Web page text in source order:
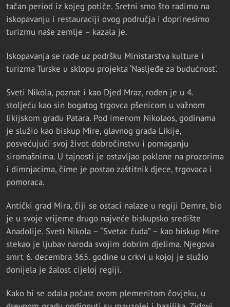
tačan period iz kojeg potiče. Sretni smo što radimo na
iskopavanju i restauraciji ovog područja i doprinesimo
turizmu naše zemlje – kazala je.
Iskopavanja se rade uz podršku Ministarstva kulture i
turizma Turske u sklopu projekta ‘Nasljeđe za budućnost’.
Sveti Nikola, poznat i kao Djed Mraz, rođen je u 4.
stoljeću kao sin bogatog trgovca pšenicom u važnom
likijskom gradu Patara. Pod imenom Nikolaos, godinama
je služio kao biskup Mire, glavnog grada Likije,
posvećujući svoj život dobročinstvu i pomaganju
siromašnima. U tajnosti je ostavljao poklone na prozorima
i dimnjacima, čime je postao zaštitnik djece, trgovaca i
pomoraca.
Antički grad Mira, čiji se ostaci nalaze u regiji Demre, bio
je u svoje vrijeme drugo najveće biskupsko središte
Anadolije. Sveti Nikola – “Svetac čuda” – kao biskup Mire
stekao je ljubav naroda svojim dobrim djelima. Njegova
smrt 6. decembra 365. godine u crkvi u kojoj je služio
donijela je žalost cijeloj regiji.
Kako bi se odala počast ovom plemenitom čovjeku, u